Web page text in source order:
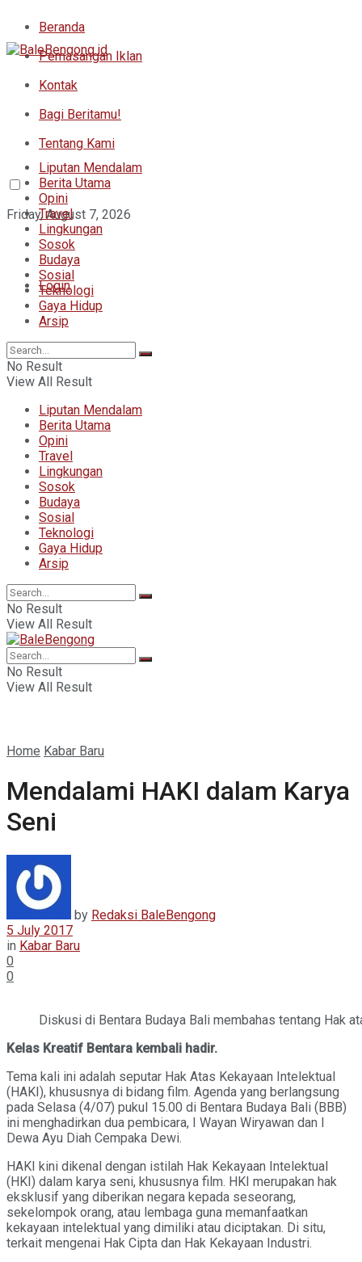
Beranda
Pemasangan Iklan
Kontak
Bagi Beritamu!
Tentang Kami
Friday, August 7, 2026
Login
Liputan Mendalam
Berita Utama
Opini
Travel
Lingkungan
Sosok
Budaya
Sosial
Teknologi
Gaya Hidup
Arsip
No Result
View All Result
Liputan Mendalam
Berita Utama
Opini
Travel
Lingkungan
Sosok
Budaya
Sosial
Teknologi
Gaya Hidup
Arsip
No Result
View All Result
No Result
View All Result
Home Kabar Baru
Mendalami HAKI dalam Karya
Seni
by Redaksi BaleBengong
5 July 2017
in Kabar Baru
0
0
Diskusi di Bentara Budaya Bali membahas tentang Hak
Kelas Kreatif Bentara kembali hadir.
Tema kali ini adalah seputar Hak Atas Kekayaan Intelektual
(HAKI), khususnya di bidang film. Agenda yang berlangsung
pada Selasa (4/07) pukul 15.00 di Bentara Budaya Bali (BBB)
ini menghadirkan dua pembicara, I Wayan Wiryawan dan I
Dewa Ayu Diah Cempaka Dewi.
HAKI kini dikenal dengan istilah Hak Kekayaan Intelektual
(HKI) dalam karya seni, khususnya film. HKI merupakan hak
eksklusif yang diberikan negara kepada seseorang,
sekelompok orang, atau lembaga guna memanfaatkan
kekayaan intelektual yang dimiliki atau diciptakan. Di situ,
terkait mengenai Hak Cipta dan Hak Kekayaan Industri.